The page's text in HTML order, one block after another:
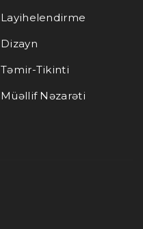
Layihelendirme
Dizayn
Təmir-Tikinti
Müəllif Nəzarəti